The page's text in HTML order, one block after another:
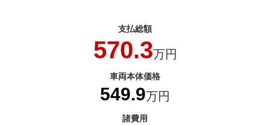
支払総額
570.3万円
車両本体価格
549.9万円
諸費用